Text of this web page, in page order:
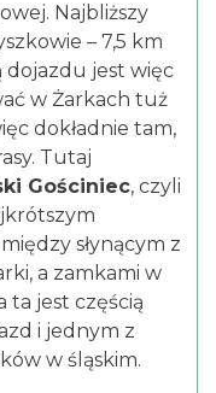
Najbliższy
– 7,5 km
dojazdu jest więc
w Żarkach tuż
dokładnie tam,
Tutaj
Gościniec, czyli
słynącym z
a zamkami w
ta jest częścią
i jednym z
w śląskim.